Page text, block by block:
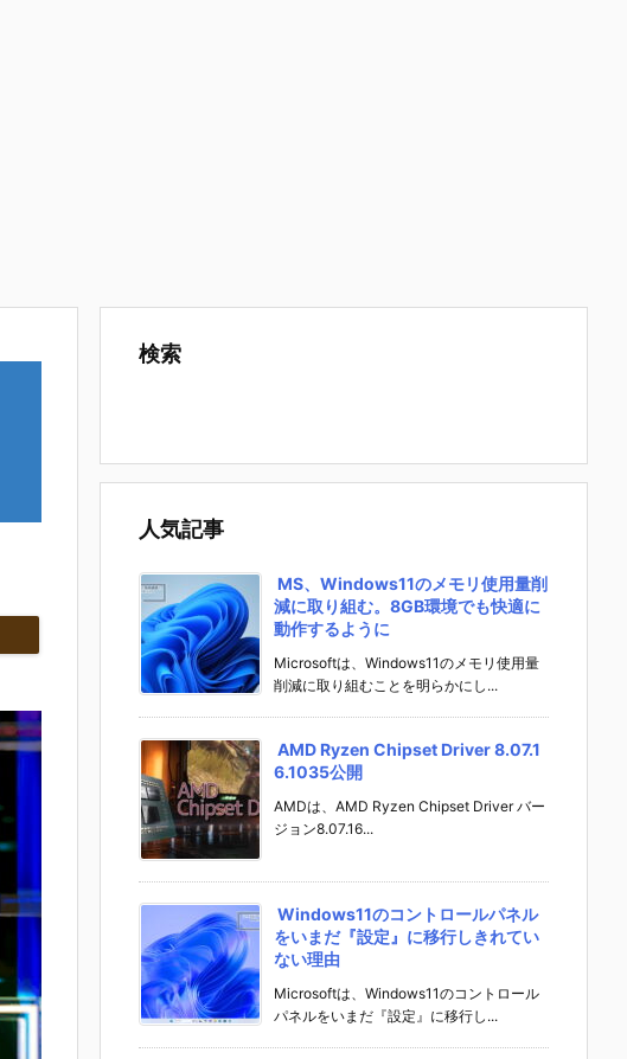
検索
人気記事
MS、Windows11のメモリ使用量削
減に取り組む。8GB環境でも快適に
動作するように
Microsoftは、Windows11のメモリ使用量
削減に取り組むことを明らかにし...
AMD Ryzen Chipset Driver 8.07.1
6.1035公開
AMDは、AMD Ryzen Chipset Driver バー
ジョン8.07.16...
Windows11のコントロールパネル
をいまだ『設定』に移行しきれてい
ない理由
Microsoftは、Windows11のコントロール
パネルをいまだ『設定』に移行し...